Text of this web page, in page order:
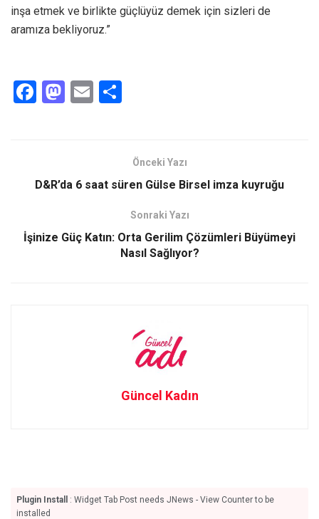
inşa etmek ve birlikte güçlüyüz demek için sizleri de
aramıza bekliyoruz.”
F
o
k
M
d
n
E
Önceki Yazı
D&R’da 6 saat süren Gülse Birsel imza kuyruğu
Sonraki Yazı
İşinize Güç Katın: Orta Gerilim Çözümleri Büyümeyi
Nasıl Sağlıyor?
Güncel Kadın
Plugin Install
: Widget Tab Post needs JNews - View Counter to be
installed